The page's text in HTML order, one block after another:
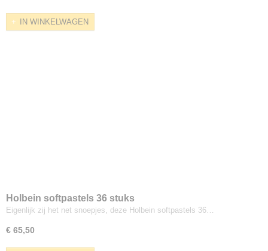
IN WINKELWAGEN
Holbein softpastels 36 stuks
Eigenlijk zij het net snoepjes, deze Holbein softpastels 36…
€ 65,50